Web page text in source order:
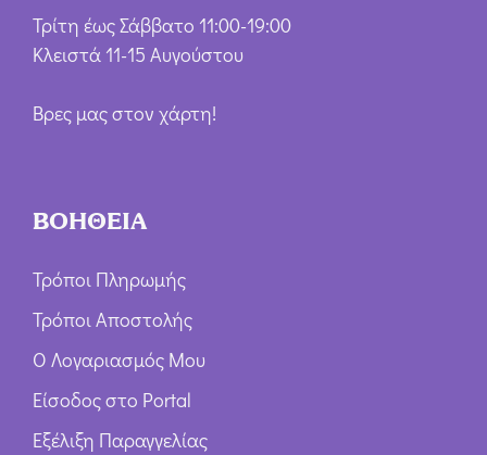
Τρίτη έως Σάββατο 11:00-19:00
Κλειστά 11-15 Αυγούστου
Βρες μας στον χάρτη!
ΒΟΗΘΕΙΑ
Τρόποι Πληρωμής
Τρόποι Αποστολής
Ο Λογαριασμός Μου
Είσοδος στο Portal
Εξέλιξη Παραγγελίας